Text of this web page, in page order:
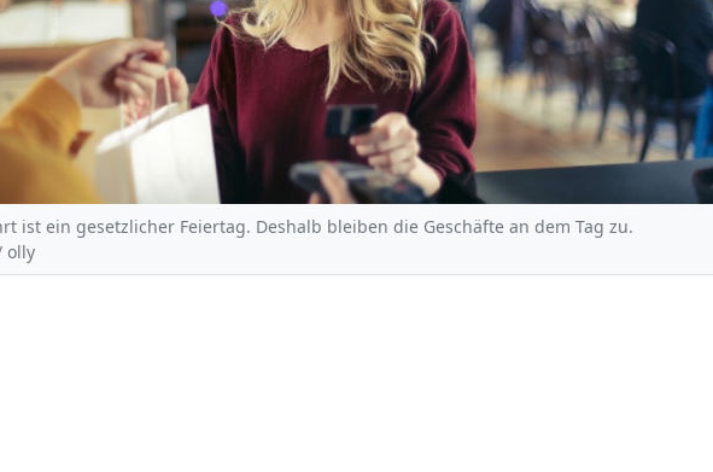
ist ein gesetzlicher Feiertag. Deshalb bleiben die Geschäfte an dem Tag zu.
olly